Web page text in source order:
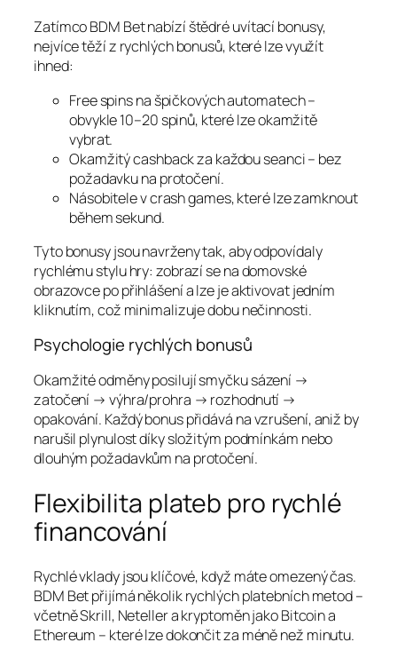
Zatímco BDM Bet nabízí štědré uvítací bonusy,
nejvíce těží z rychlých bonusů, které lze využít
ihned:
Free spins na špičkových automatech –
obvykle 10–20 spinů, které lze okamžitě
vybrat.
Okamžitý cashback za každou seanci – bez
požadavku na protočení.
Násobitele v crash games, které lze zamknout
během sekund.
Tyto bonusy jsou navrženy tak, aby odpovídaly
rychlému stylu hry: zobrazí se na domovské
obrazovce po přihlášení a lze je aktivovat jedním
kliknutím, což minimalizuje dobu nečinnosti.
Psychologie rychlých bonusů
Okamžité odměny posilují smyčku sázení →
zatočení → výhra/prohra → rozhodnutí →
opakování. Každý bonus přidává na vzrušení, aniž by
narušil plynulost díky složitým podmínkám nebo
dlouhým požadavkům na protočení.
Flexibilita plateb pro rychlé
financování
Rychlé vklady jsou klíčové, když máte omezený čas.
BDM Bet přijímá několik rychlých platebních metod –
včetně Skrill, Neteller a kryptoměn jako Bitcoin a
Ethereum – které lze dokončit za méně než minutu.